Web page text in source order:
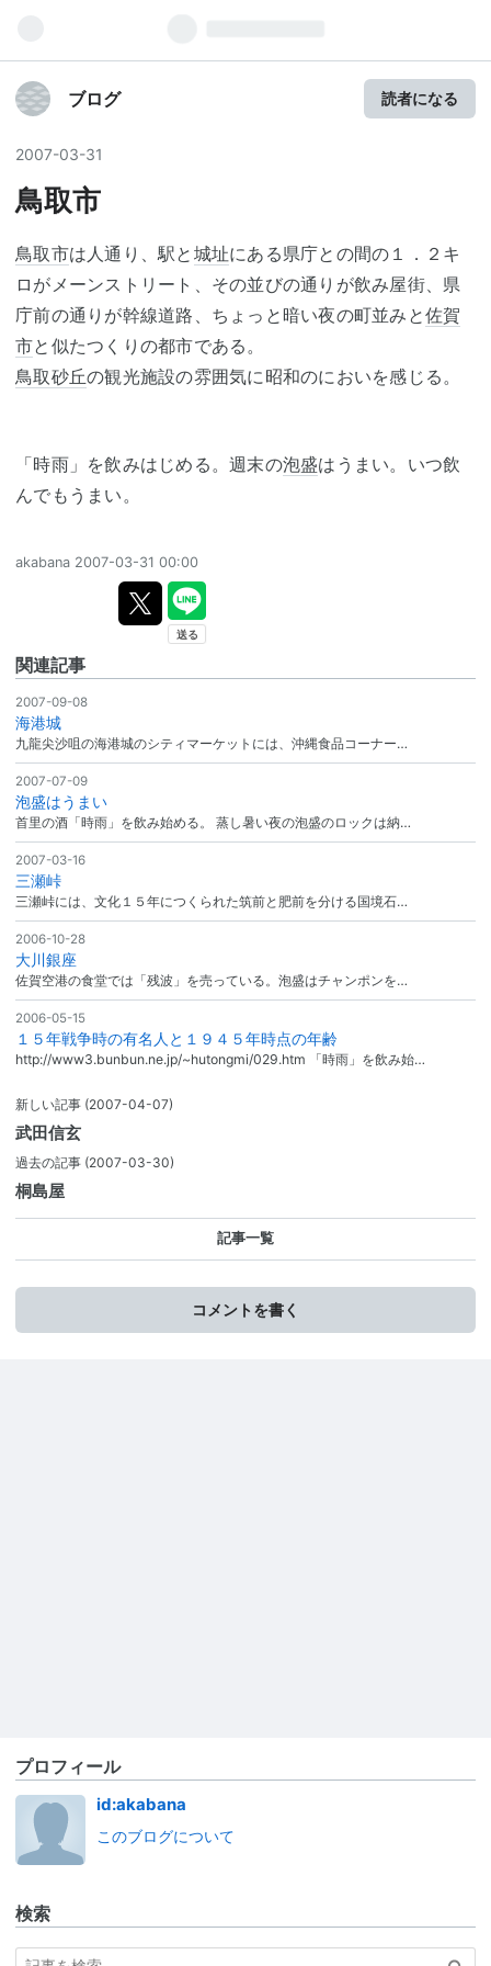
ブログ 読者になる
2007-03-31
鳥取市
鳥取市は人通り、駅と 城址にある県庁との間の１．２キ
ロがメーンストリート、その並びの通りが飲み屋街、県
庁前の通りが幹線道路、ちょっと暗い夜の町並みと佐賀
市と似たつくりの都市である。
鳥取砂丘の観光施設の雰囲気に昭和のにおいを感じる。
「時雨」を飲みはじめる。週末の泡盛はうまい。いつ飲
んでもうまい。
akabana 2007-03-31 00:00
関連記事
2007-09-08
海港城
九龍尖沙咀の海港城のシティマーケットには、沖縄食品コーナー…
2007-07-09
泡盛はうまい
首里の酒「時雨」を飲み始める。 蒸し暑い夜の泡盛のロックは納…
2007-03-16
三瀬峠
三瀬峠には、文化１５年につくられた筑前と肥前を分ける国境石…
2006-10-28
大川銀座
佐賀空港の食堂では「残波」を売っている。泡盛はチャンポンを…
2006-05-15
１５年戦争時の有名人と１９４５年時点の年齢
http://www3.bunbun.ne.jp/~hutongmi/029.htm 「時雨」を飲み始…
新しい記事 (2007-04-07)
武田信玄
過去の記事 (2007-03-30)
桐島屋
記事一覧
コメントを書く
プロフィール
id:akabana
このブログについて
検索